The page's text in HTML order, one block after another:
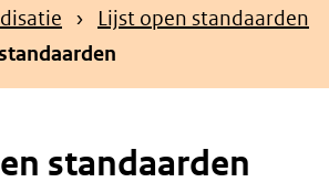
Lijst open standaarden
standaarden